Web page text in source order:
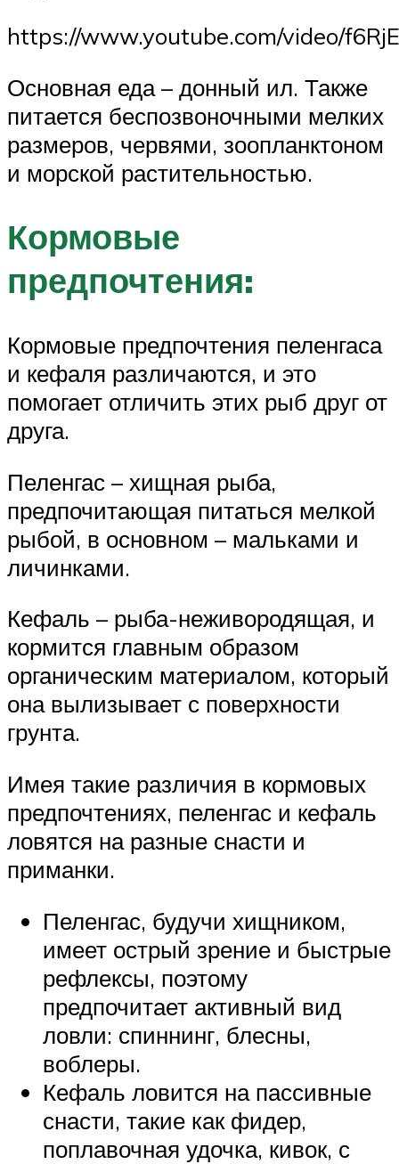
https://www.youtube.com/video/
Основная еда – донный ил. Также
питается беспозвоночными мелких
размеров, червями, зоопланктоном
и морской растительностью.
Кормовые
предпочтения:
Кормовые предпочтения пеленгаса
и кефаля различаются, и это
помогает отличить этих рыб друг от
друга.
Пеленгас – хищная рыба,
предпочитающая питаться мелкой
рыбой, в основном – мальками и
личинками.
Кефаль – рыба-неживородящая, и
кормится главным образом
органическим материалом, который
она вылизывает с поверхности
грунта.
Имея такие различия в кормовых
предпочтениях, пеленгас и кефаль
ловятся на разные снасти и
приманки.
Пеленгас, будучи хищником,
имеет острый зрение и быстрые
рефлексы, поэтому
предпочитает активный вид
ловли: спиннинг, блесны,
воблеры.
Кефаль ловится на пассивные
снасти, такие как фидер,
поплавочная удочка, кивок, с